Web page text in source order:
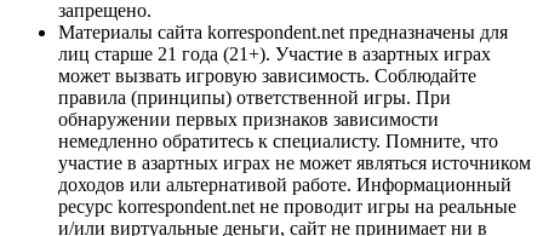
запрещено.
Материалы сайта korrespondent.net предназначены для
лиц старше 21 года (21+). Участие в азартных играх
может вызвать игровую зависимость. Соблюдайте
правила (принципы) ответственной игры. При
обнаружении первых признаков зависимости
немедленно обратитесь к специалисту. Помните, что
участие в азартных играх не может являться источником
доходов или альтернативой работе. Информационный
ресурс korrespondent.net не проводит игры на реальные
и/или виртуальные деньги, сайт не принимает ни в